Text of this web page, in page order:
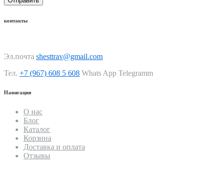
контакты
Эл.почта shesttrav@gmail.com
Тел. +7 (967) 608 5 608 Whats App Telegramm
Навигация
О нас
Блог
Каталог
Корзина
Доставка и оплата
Отзывы